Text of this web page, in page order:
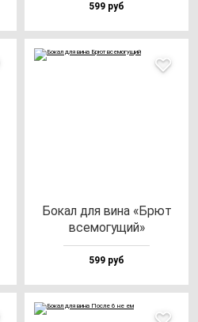
599 руб
Бокал для ви­на «Брют
все­мо­гу­щий»
599 руб